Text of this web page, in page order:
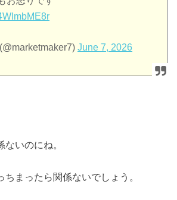
June 7, 2026
ないのにね。
ちまったら関係ないでしょう。